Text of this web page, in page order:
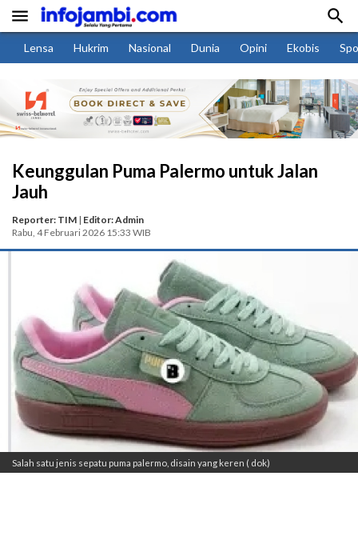
 
Lensa Hukrim Nasional Dunia Opini Ekobis
Keunggulan Puma Palermo untuk Jalan
Jauh
Reporter: TIM | Editor: Admin
Rabu, 4 Februari 2026 15:33 WIB
Salah satu jenis sepatu puma palermo, disain yang keren ( dok)